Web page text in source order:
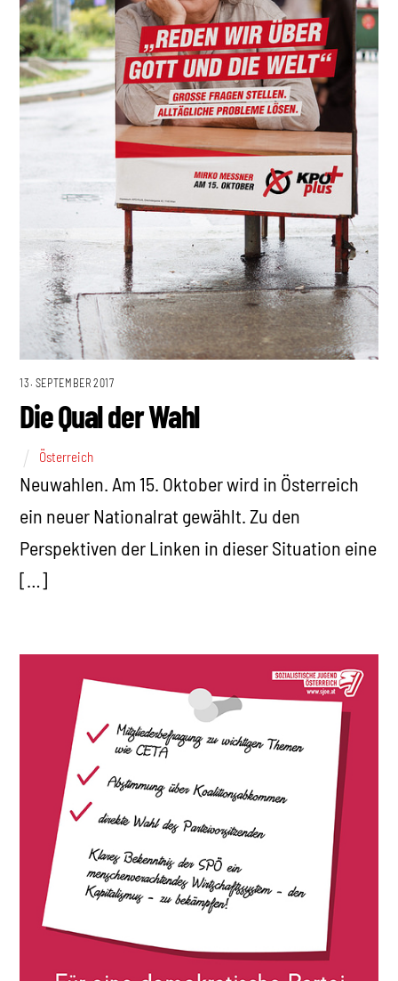
13. SEPTEMBER 2017
Die Qual der Wahl
Österreich
Neuwahlen. Am 15. Oktober wird in Österreich
ein neuer Nationalrat gewählt. Zu den
Perspektiven der Linken in dieser Situation eine
[…]